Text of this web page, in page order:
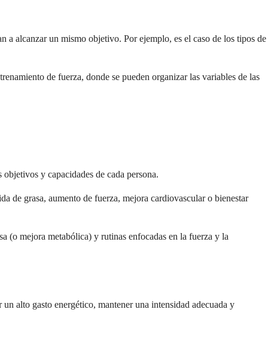
a alcanzar un mismo objetivo. Por ejemplo, es el caso de los tipos de
de fuerza, donde se pueden organizar las variables de las
y capacidades de cada persona.
de grasa, aumento de fuerza, mejora cardiovascular o bienestar
(o mejora metabólica) y rutinas enfocadas en la fuerza y la
alto gasto energético, mantener una intensidad adecuada y